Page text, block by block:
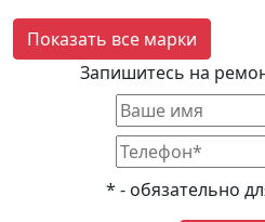
Показать все марки
Запишитесь на
* - обязательно